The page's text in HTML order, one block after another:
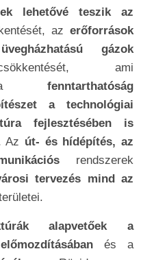
lehetővé teszik az
az erőforrások
gázok
ami
a fenntarthatóság
a technológiai
fejlesztésében is
Az út- és hídépítés, az
rendszerek
tervezés mind az
alapvetőek a
és a